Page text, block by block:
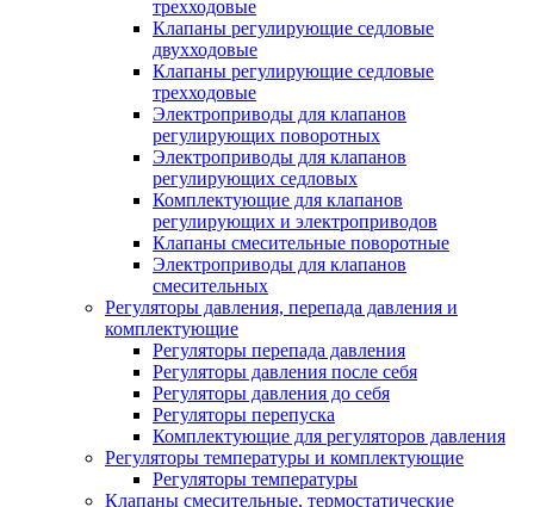
трехходовые
Клапаны регулирующие седловые
двухходовые
Клапаны регулирующие седловые
трехходовые
Электроприводы для клапанов
регулирующих поворотных
Электроприводы для клапанов
регулирующих седловых
Комплектующие для клапанов
регулирующих и электроприводов
Клапаны смесительные поворотные
Электроприводы для клапанов
смесительных
Регуляторы давления, перепада давления и
комплектующие
Регуляторы перепада давления
Регуляторы давления после себя
Регуляторы давления до себя
Регуляторы перепуска
Комплектующие для регуляторов давления
Регуляторы температуры и комплектующие
Регуляторы температуры
Клапаны смесительные, термостатические